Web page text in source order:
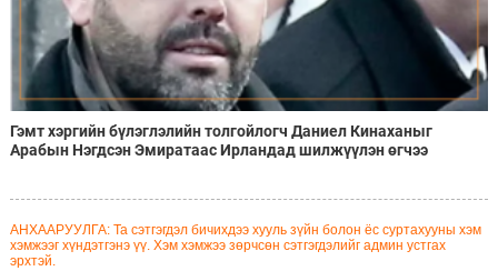
Гэмт хэргийн бүлэглэлийн толгойлогч Даниел Кинаханыг
Арабын Нэгдсэн Эмиратаас Ирландад шилжүүлэн өгчээ
АНХААРУУЛГА: Та сэтгэгдэл бичихдээ хууль зүйн болон ёс суртахууны хэм
хэмжээг хүндэтгэнэ үү. Хэм хэмжээ зөрчсөн сэтгэгдэлийг админ устгах
эрхтэй.